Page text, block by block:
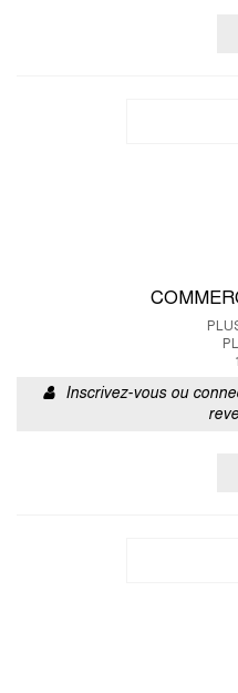
Inscrivez-vous ou